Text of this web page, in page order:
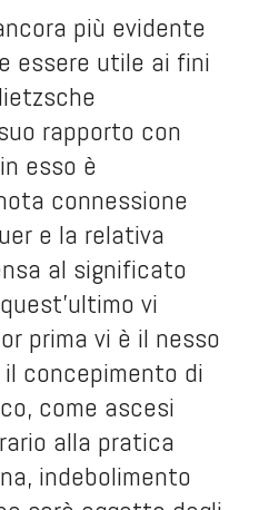
più evidente
essere utile ai fini
rapporto con
esso è
connessione
e la relativa
al significato
vi
prima vi è il nesso
concepimento di
come ascesi
alla pratica
indebolimento